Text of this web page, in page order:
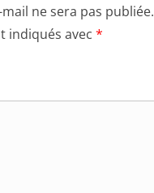
ne sera pas publiée.
indiqués avec *